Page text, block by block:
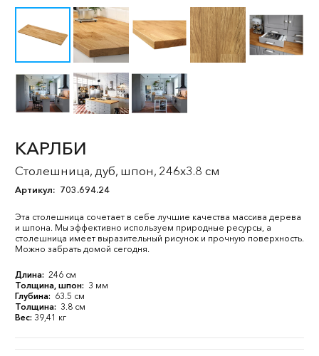
КАРЛБИ
Столешница, дуб, шпон, 246x3.8 см
Артикул: 703.694.24
Эта столешница сочетает в себе лучшие качества массива дерева
и шпона. Мы эффективно используем природные ресурсы, а
столешница имеет выразительный рисунок и прочную поверхность.
Можно забрать домой сегодня.
Длина: 246 см
Толщина, шпон: 3 мм
Глубина: 63.5 см
Толщина: 3.8 см
Вес: 39,41 кг